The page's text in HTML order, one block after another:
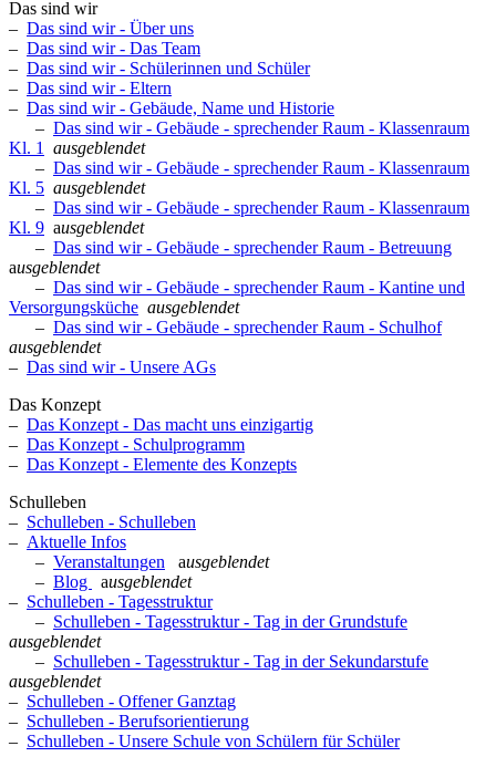
Das sind wir
– Das sind wir - Über uns
– Das sind wir - Das Team
– Das sind wir - Schülerinnen und Schüler
– Das sind wir - Eltern
– Das sind wir - Gebäude, Name und Historie
– Das sind wir - Gebäude - sprechender Raum - Klassenraum
Kl. 1
ausgeblendet
– Das sind wir - Gebäude - sprechender Raum - Klassenraum
Kl. 5 ausgeblendet
– Das sind wir - Gebäude - sprechender Raum - Klassenraum
Kl. 9 ausgeblendet
– Das sind wir - Gebäude - sprechender Raum - Betreuung
ausgeblendet
– Das sind wir - Gebäude - sprechender Raum - Kantine und
Versorgungsküche ausgeblendet
– Das sind wir - Gebäude - sprechender Raum - Schulhof
ausgeblendet
– Das sind wir - Unsere AGs
Das Konzept
– Das Konzept - Das macht uns einzigartig
– Das Konzept - Schulprogramm
– Das Konzept - Elemente des Konzepts
Schulleben
– Schulleben - Schulleben
– Aktuelle Infos
– Veranstaltungen ausgeblendet
– Blog ausgeblendet
– Schulleben - Tagesstruktur
– Schulleben - Tagesstruktur - Tag in der Grundstufe
ausgeblendet
– Schulleben - Tagesstruktur - Tag in der Sekundarstufe
ausgeblendet
– Schulleben - Offener Ganztag
– Schulleben - Berufsorientierung
– Schulleben - Unsere Schule von Schülern für Schüler